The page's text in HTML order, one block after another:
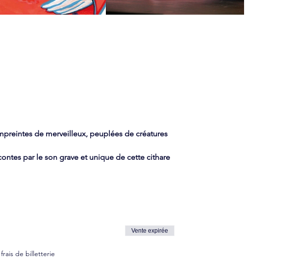
de merveilleux, peuplées de créatures
par le son grave et unique de cette cithare
de billetterie
Vente expirée